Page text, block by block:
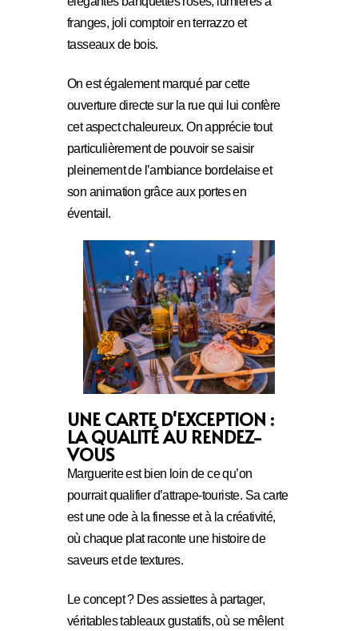
franges, joli comptoir en terrazzo et
tasseaux de bois.
On est également marqué par cette
ouverture directe sur la rue qui lui confère
cet aspect chaleureux. On apprécie tout
particulièrement de pouvoir se saisir
pleinement de l’ambiance bordelaise et
son animation grâce aux portes en
éventail.
UNE CARTE D'EXCEPTION :
LA QUALITÉ AU RENDEZ-
VOUS
Marguerite est bien loin de ce qu’on
pourrait qualifier d’attrape-touriste. Sa carte
est une ode à la finesse et à la créativité,
où chaque plat raconte une histoire de
saveurs et de textures.
Le concept ? Des assiettes à partager,
véritables tableaux gustatifs, où se mêlent